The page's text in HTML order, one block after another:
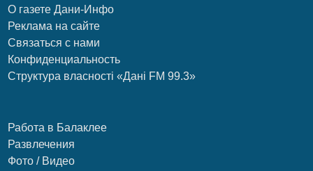
О газете Дани-Инфо
Реклама на сайте
Связаться с нами
Конфиденциальность
Структура власності «Дані FM 99.3»
Работа в Балаклее
Развлечения
Фото / Видео